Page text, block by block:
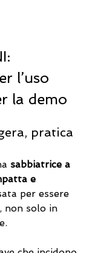
l’uso
la demo
pratica
sabbiatrice a
e
per essere
, non solo in